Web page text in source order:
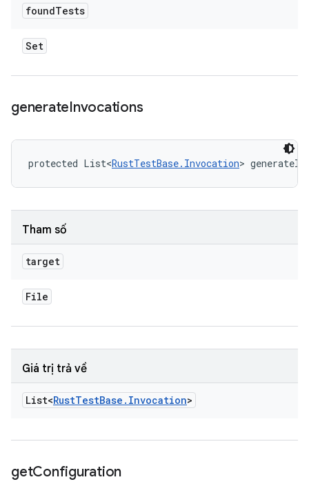
foundTests
Set
generateInvocations
protected List<RustTestBase.Invocation>
Tham số
target
File
Giá trị trả về
List<RustTestBase . Invocation>
getConfiguration